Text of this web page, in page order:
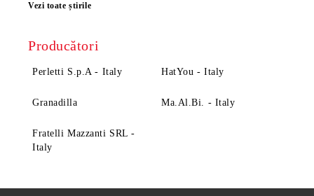
Vezi toate știrile
Producători
Perletti S.p.A - Italy HatYou - Italy
Granadilla Ma.Al.Bi. - Italy
Fratelli Mazzanti SRL -
Italy